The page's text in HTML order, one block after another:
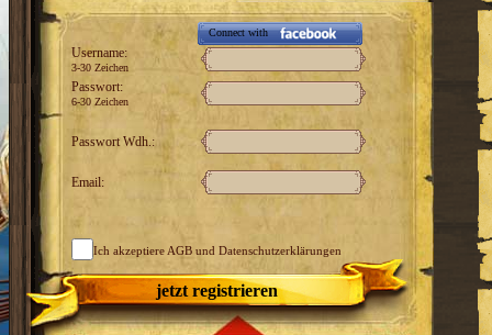
Connect with
Username:
3-30 Zeichen
Passwort:
6-30 Zeichen
Passwort Wdh.:
Email:
Ich akzeptiere AGB und Datenschutzerklärungen
jetzt registrieren